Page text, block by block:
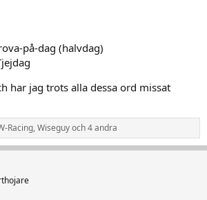
på-dag (halvdag)
har jag trots alla dessa ord missat
Racing,Wiseguyoch 4 andra